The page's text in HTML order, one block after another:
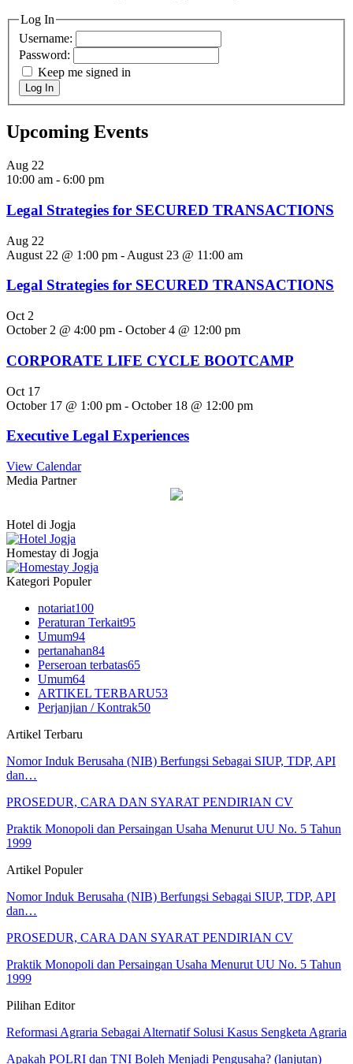
Log In
Username:
Password:
Keep me signed in
Log In
Upcoming Events
Aug 22
10:00 am - 6:00 pm
Legal Strategies for SECURED TRANSACTIONS
Aug 22
August 22 @ 1:00 pm - August 23 @ 11:00 am
Legal Strategies for SECURED TRANSACTIONS
Oct 2
October 2 @ 4:00 pm - October 4 @ 12:00 pm
CORPORATE LIFE CYCLE BOOTCAMP
Oct 17
October 17 @ 1:00 pm - October 18 @ 12:00 pm
Executive Legal Experiences
View Calendar
Media Partner
Hotel di Jogja
Homestay di Jogja
Kategori Populer
notariat100
Peraturan Terkait95
Umum94
pertanahan84
Perseroan terbatas65
Umum64
ARTIKEL TERBARU53
Perjanjian / Kontrak50
Artikel Terbaru
Nomor Induk Berusaha (NIB) Berfungsi Sebagai SIUP, TDP, API
dan…
PROSEDUR, CARA DAN SYARAT PENDIRIAN CV
Praktik Monopoli dan Persaingan Usaha Menurut UU No. 5 Tahun
1999
Artikel Populer
Nomor Induk Berusaha (NIB) Berfungsi Sebagai SIUP, TDP, API
dan…
PROSEDUR, CARA DAN SYARAT PENDIRIAN CV
Praktik Monopoli dan Persaingan Usaha Menurut UU No. 5 Tahun
1999
Pilihan Editor
Reformasi Agraria Sebagai Alternatif Solusi Kasus Sengketa Agraria
Apakah POLRI dan TNI Boleh Menjadi Pengusaha? (lanjutan)